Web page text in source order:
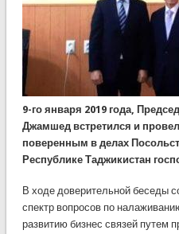
9-го января 2019 года,
Джамшед встретился и
поверенным в делах
Республике Таджикистан
В ходе доверительной беседы
спектр вопросов по
развитию бизнес связей путем